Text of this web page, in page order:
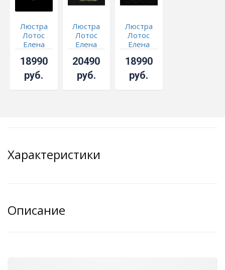
Люстра
Лотос
Елена
18990
руб.
Люстра
Лотос
Елена
№ 1
20490
руб.
Люстра
Лотос
Елена
18990
руб.
Характеристики
Описание